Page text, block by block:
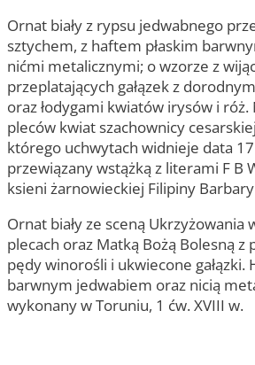
Ornat biały z rypsu jedwabnego
sztychem, z haftem płaskim
nićmi metalicznymi; o wzorze z
przeplatających gałązek z
oraz łodygami kwiatów irysów i
pleców kwiat szachownicy
którego uchwytach widnieje data
przewiązany wstążką z literami F B
ksieni żarnowieckiej Filipiny
Ornat biały ze sceną Ukrzyżowania
plecach oraz Matką Bożą Bolesną z
pędy winorośli i ukwiecone gałązki.
barwnym jedwabiem oraz nicią
wykonany w Toruniu, 1 ćw. XVIII w.